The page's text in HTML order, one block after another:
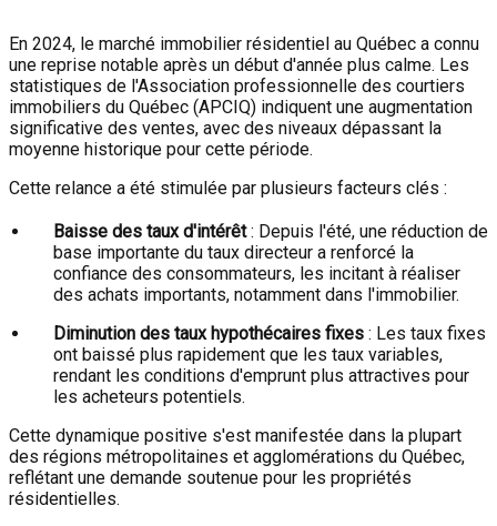
En 2024, le marché immobilier résidentiel au Québec a connu
une reprise notable après un début d'année plus calme. Les
statistiques de l'Association professionnelle des courtiers
immobiliers du Québec (APCIQ) indiquent une augmentation
significative des ventes, avec des niveaux dépassant la
moyenne historique pour cette période.
Cette relance a été stimulée par plusieurs facteurs clés :
Baisse des taux d'intérêt: Depuis l'été, une réduction de
base importante du taux directeur a renforcé la
confiance des consommateurs, les incitant à réaliser
des achats importants, notamment dans l'immobilier.
Diminution des taux hypothécaires fixes : Les taux fixes
ont baissé plus rapidement que les taux variables,
rendant les conditions d'emprunt plus attractives pour
les acheteurs potentiels.
Cette dynamique positive s'est manifestée dans la plupart
des régions métropolitaines et agglomérations du Québec,
reflétant une demande soutenue pour les propriétés
résidentielles.